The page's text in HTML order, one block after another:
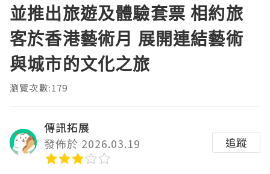
並推出旅遊及體驗套票 相約旅
客於香港藝術月 展開連結藝術
與城市的文化之旅
瀏覽次數:179
傳訊拓展
發佈於 2026.03.19
追蹤